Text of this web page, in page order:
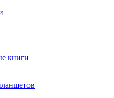
книги